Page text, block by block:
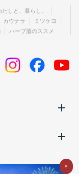
たしと、暮らし。
カウナラ
ミツケヨ
ハーブ酒のススメ
×